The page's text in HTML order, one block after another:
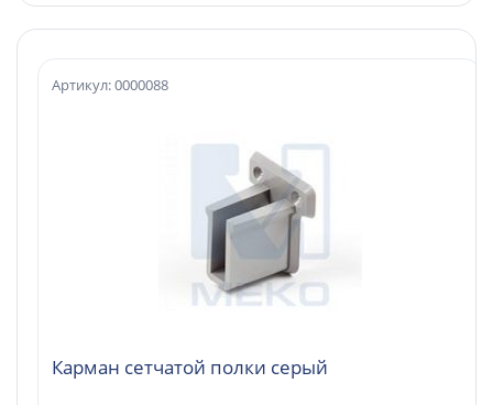
Карман сетчатой полки серый
Артикул: 0000088